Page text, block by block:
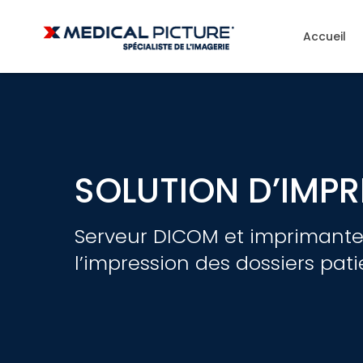
Accueil
SOLUTION
Serveur DICOM et
l’impression des dossiers